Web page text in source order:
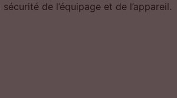
de l’équipage et de l’appareil.